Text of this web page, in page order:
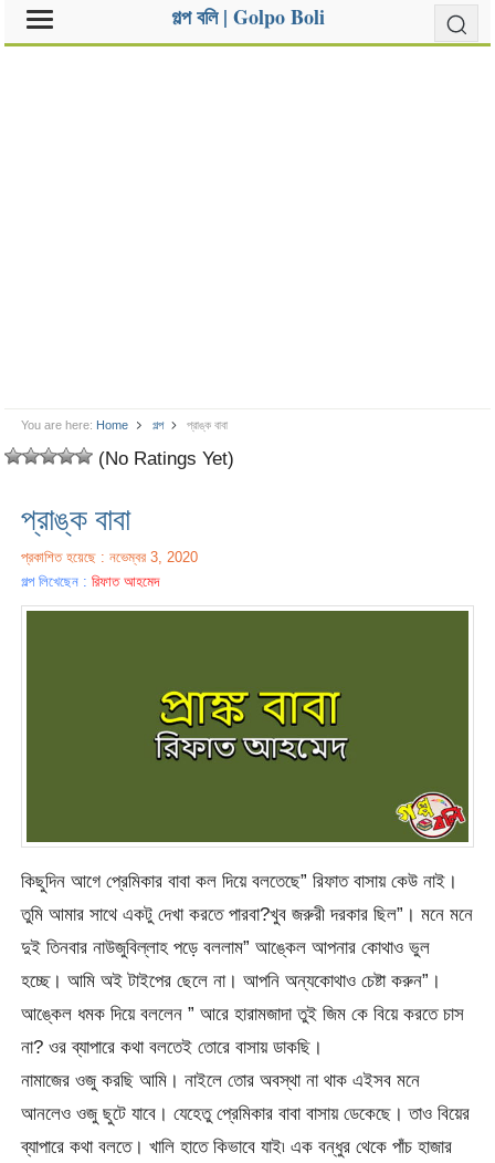
গল্প বলি | Golpo Boli
You are here: Home গল্প প্রাঙ্ক বাবা
(No Ratings Yet)
প্রাঙ্ক বাবা
প্রকাশিত হয়েছে : নভেম্বর 3, 2020
গল্প লিখেছেন :রিফাত আহমেদ
কিছুদিন আগে প্রেমিকার বাবা কল দিয়ে বলতেছে” রিফাত বাসায় কেউ নাই।
তুমি আমার সাথে একটু দেখা করতে পারবা?খুব জরুরী দরকার ছিল”। মনে মনে
দুই তিনবার নাউজুবিল্লাহ পড়ে বললাম” আঙ্কেল আপনার কোথাও ভুল
হচ্ছে। আমি অই টাইপের ছেলে না। আপনি অন্যকোথাও চেষ্টা করুন”।
আঙ্কেল ধমক দিয়ে বললেন ” আরে হারামজাদা তুই জিম কে বিয়ে করতে চাস
না? ওর ব্যাপারে কথা বলতেই তোরে বাসায় ডাকছি।
নামাজের ওজু করছি আমি। নাইলে তোর অবস্থা না থাক এইসব মনে
আনলেও ওজু ছুটে যাবে। যেহেতু প্রেমিকার বাবা বাসায় ডেকেছে। তাও বিয়ের
ব্যাপারে কথা বলতে। খালি হাতে কিভাবে যাই৷ এক বন্ধুর থেকে পাঁচ হাজার